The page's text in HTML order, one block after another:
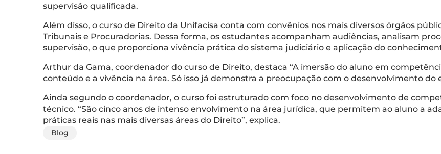
supervisão qualificada.
Além disso, o curso de Direito da Unifacisa conta com convênios nos mais diversos órgãos
Tribunais e Procuradorias. Dessa forma, os estudantes acompanham audiências, analisam
supervisão, o que proporciona vivência prática do sistema judiciário e aplicação do
Arthur da Gama, coordenador do curso de Direito, destaca “A imersão do aluno em
conteúdo e a vivência na área. Só isso já demonstra a preocupação com o desenvolvimento do
Ainda segundo o coordenador, o curso foi estruturado com foco no desenvolvimento de
técnico. “São cinco anos de intenso envolvimento na área jurídica, que permitem ao aluno a
práticas reais nas mais diversas áreas do Direito”, explica.
Blog